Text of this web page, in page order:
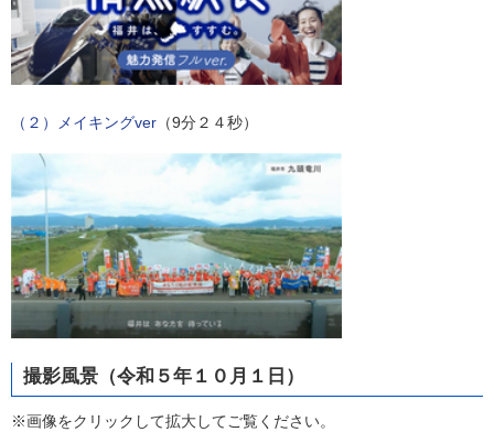
（２）メイキングver （9分２４秒）
撮影風景（令和５年１０月１日）
※画像をクリックして拡大してご覧ください。